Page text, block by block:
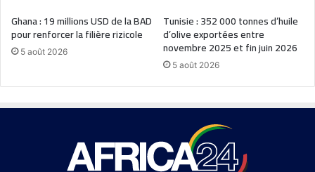
Ghana : 19 millions USD de la BAD
pour renforcer la filière rizicole
5 août 2026
Tunisie : 352 000 tonnes d’huile
d’olive exportées entre
novembre 2025 et fin juin 2026
5 août 2026